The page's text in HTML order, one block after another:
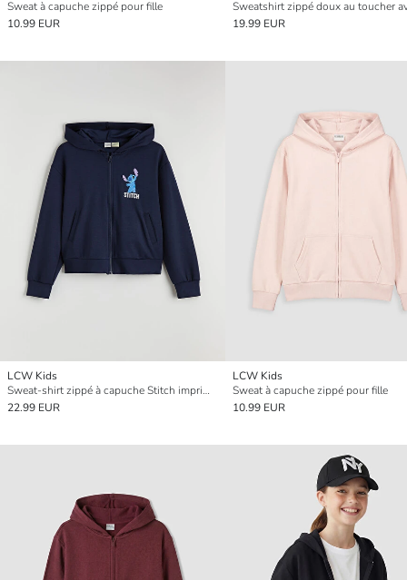
Sweat à capuche zippé pour fille
10.99 EUR
19.99 EUR
LCW Kids
Sweat-shirt zippé à capuche Stitch imprimé en molleton doux pour fille
22.99 EUR
LCW Kids
Sweat à capuche zippé pour fille
10.99 EUR